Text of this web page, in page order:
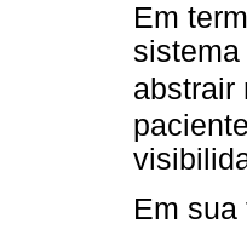
Em
abstrair
Em sua